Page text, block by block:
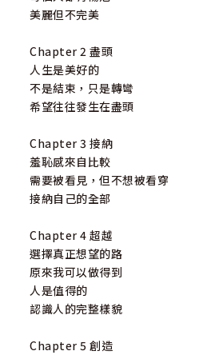
自己跟自己獨白是件危險的事，
給憂鬱的你座右銘
停止想要做到零負評。從另一個
正的你。
沒有人可以是完美的，人不會
引。
雖然你現在還感受不到，但人生是
想法和別人不一樣，不代表是錯
走下去。
了解過去，對未來才有更大的盼望
想要的和擁有的不盡相同，應該
是什麼？
美麗但不完美
Chapter 2 盡頭
人生是美好的
不是結束，只是轉彎
希望往往發生在盡頭
Chapter 3 接納
羞恥感來自比較
需要被看見，但不想被看穿
接納自己的全部
Chapter 4 超越
選擇真正想望的路
原來我可以做得到
人是值得的
認識人的完整樣貌
Chapter 5 創造